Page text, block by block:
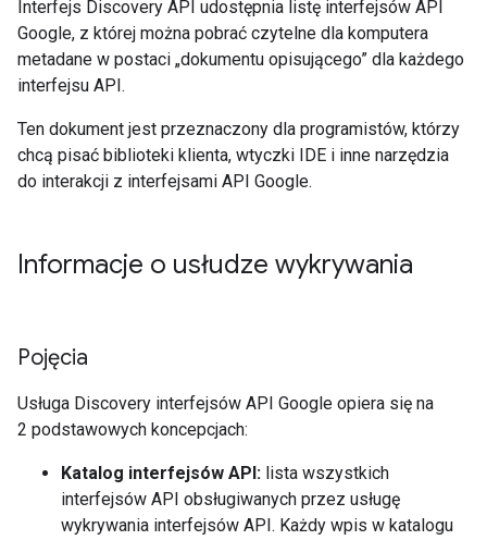
Interfejs Discovery API udostępnia listę interfejsów API
Google, z której można pobrać czytelne dla komputera
metadane w postaci „dokumentu opisującego” dla każdego
interfejsu API.
Ten dokument jest przeznaczony dla programistów, którzy
chcą pisać biblioteki klienta, wtyczki IDE i inne narzędzia
do interakcji z interfejsami API Google.
Informacje o usłudze wykrywania
Pojęcia
Usługa Discovery interfejsów API Google opiera się na
2 podstawowych koncepcjach:
Katalog interfejsów API: lista wszystkich
interfejsów API obsługiwanych przez usługę
wykrywania interfejsów API. Każdy wpis w katalogu